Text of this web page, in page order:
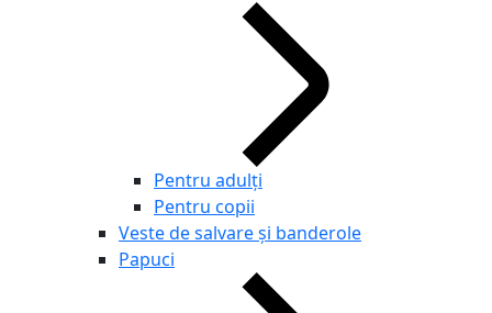
Pentru adulţi
Pentru copii
Veste de salvare și banderole
Papuci